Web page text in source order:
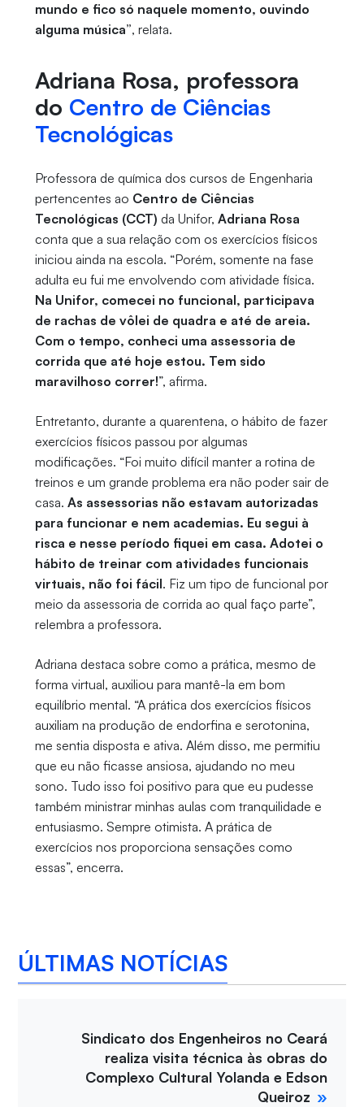
mundo e fico só naquele momento, ouvindo
alguma música”, relata.
Adriana Rosa, professora
do Centro de Ciências
Tecnológicas
Professora de química dos cursos de Engenharia
pertencentes ao Centro de Ciências
Tecnológicas (CCT) da Unifor, Adriana Rosa
conta que a sua relação com os exercícios físicos
iniciou ainda na escola. “Porém, somente na fase
adulta eu fui me envolvendo com atividade física.
Na Unifor, comecei no funcional, participava
de rachas de vôlei de quadra e até de areia.
Com o tempo, conheci uma assessoria de
corrida que até hoje estou. Tem sido
maravilhoso correr!”, afirma.
Entretanto, durante a quarentena, o hábito de fazer
exercícios físicos passou por algumas
modificações. “Foi muito difícil manter a rotina de
treinos e um grande problema era não poder sair de
casa. As assessorias não estavam autorizadas
para funcionar e nem academias. Eu segui à
risca e nesse período fiquei em casa. Adotei o
hábito de treinar com atividades funcionais
virtuais, não foi fácil. Fiz um tipo de funcional por
meio da assessoria de corrida ao qual faço parte”,
relembra a professora.
Adriana destaca sobre como a prática, mesmo de
forma virtual, auxiliou para mantê-la em bom
equilíbrio mental. “A prática dos exercícios físicos
auxiliam na produção de endorfina e serotonina,
me sentia disposta e ativa. Além disso, me permitiu
que eu não ficasse ansiosa, ajudando no meu
sono. Tudo isso foi positivo para que eu pudesse
também ministrar minhas aulas com tranquilidade e
entusiasmo. Sempre otimista. A prática de
exercícios nos proporciona sensações como
essas”, encerra.
ÚLTIMAS NOTÍCIAS
Sindicato dos Engenheiros no Ceará
realiza visita técnica às obras do
Complexo Cultural Yolanda e Edson
Queiroz